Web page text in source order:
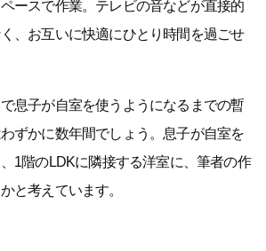
ースで作業。テレビの音などが直接的
、お互いに快適にひとり時間を過ごせ
息子が自室を使うようになるまでの暫
ずかに数年間でしょう。息子が自室を
1階のLDKに隣接する洋室に、筆者の作
と考えています。